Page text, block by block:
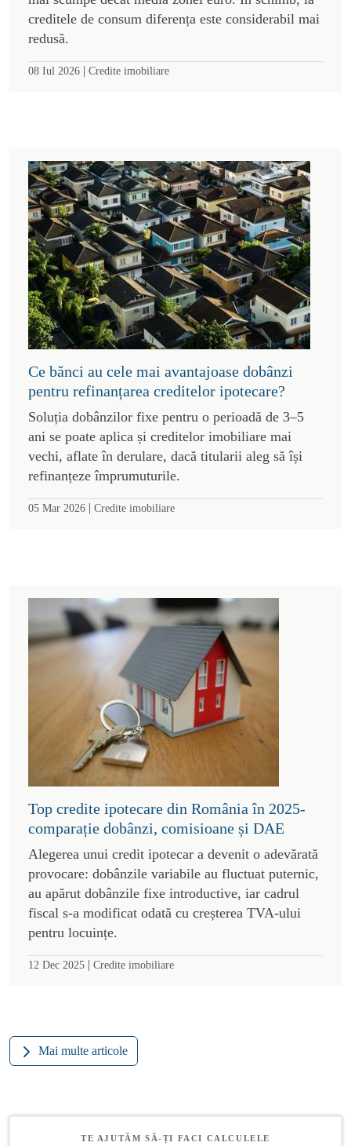
creditele de consum diferența este considerabil mai
redusă.
08 Iul 2026 | Credite imobiliare
Ce bănci au cele mai avantajoase dobânzi
pentru refinanțarea creditelor ipotecare?
Soluția dobânzilor fixe pentru o perioadă de 3–5
ani se poate aplica și creditelor imobiliare mai
vechi, aflate în derulare, dacă titularii aleg să își
refinanțeze împrumuturile.
05 Mar 2026 | Credite imobiliare
Top credite ipotecare din România în 2025-
comparație dobânzi, comisioane și DAE
Alegerea unui credit ipotecar a devenit o adevărată
provocare: dobânzile variabile au fluctuat puternic,
au apărut dobânzile fixe introductive, iar cadrul
fiscal s-a modificat odată cu creșterea TVA-ului
pentru locuințe.
12 Dec 2025 | Credite imobiliare
Mai multe articole
TE AJUTĂM SĂ-ȚI FACI CALCULELE